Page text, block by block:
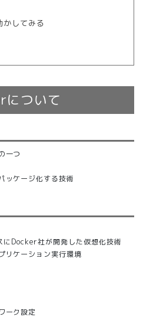
かしてみる
について
一つ
ッケージ化する技術
Docker社が開発した仮想化技術
リケーション実行環境
ーク設定